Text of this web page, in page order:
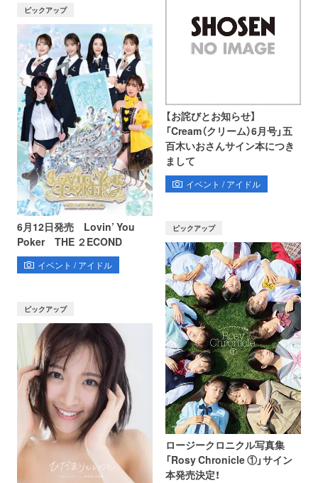
ピックアップ
6月12日発売 Lovin’ You
Poker THE ２ECOND
イベント / アイドル
【お詫びとお知らせ】
「Cream（クリーム）6月号」五
百木いおさんサイン本につき
まして
イベント / アイドル
ピックアップ
ピックアップ
ロージークロニクル写真集
「Rosy Chronicle ①」サイン
本発売決定！